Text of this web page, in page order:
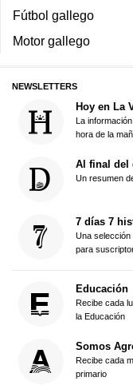
Fútbol gallego
Motor gallego
NEWSLETTERS
Hoy en La
La
hora de la
Al final del
Un resumen
7 días 7
Una selección
para
Educación
Recibe cada
la Educación
Somos
Recibe cada
primario